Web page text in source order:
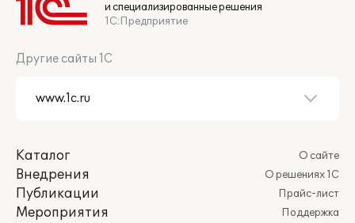
и специализированные решения
1С:Предприятие
Другие сайты 1С
Каталог
Внедрения
Публикации
Мероприятия
О сайте
О решениях 1С
Прайс-лист
Поддержка